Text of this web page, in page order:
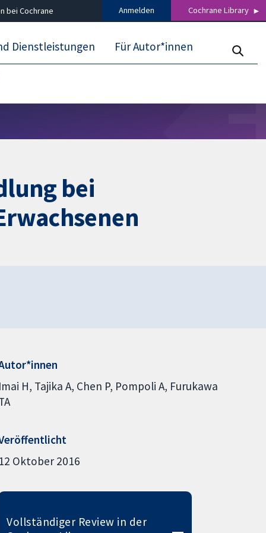
bei Cochrane Anmelden Cochrane Library
Dienstleistungen Für Autor*innen
bei
Imai H Tajika A Chen P Pompoli A Furukawa
12 Oktober 2016
Vollständiger Review in der